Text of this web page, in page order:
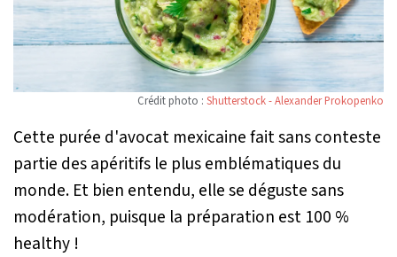
Crédit photo : Shutterstock - Alexander Prokopenko
Cette purée d'avocat mexicaine fait sans conteste
partie des apéritifs le plus emblématiques du
monde. Et bien entendu, elle se déguste sans
modération, puisque la préparation est 100 %
healthy !